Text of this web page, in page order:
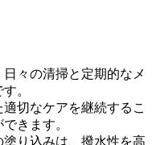
々の清掃と定期的なメ
。
切なケアを継続するこ
きます。
り込みは、撥水性を高